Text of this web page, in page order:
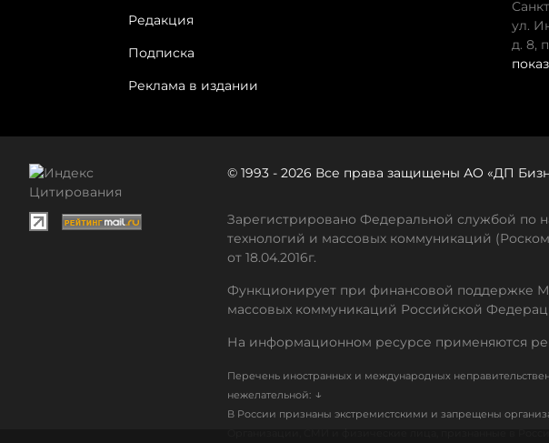
Редакция
Подписка
Реклама в издании
ул.
д. 8,
© 1993 - 2026 Все права защищены АО «ДП
Зарегистрировано Федеральной службой по
технологий и массовых коммуникаций
от 18.04.2016г.
Функционирует при финансовой поддержке
массовых коммуникаций Российской
На информационном ресурсе применяются
Перечень иностранных и международных
нежелательной: ↓
В России признаны экстремистскими и запрещены